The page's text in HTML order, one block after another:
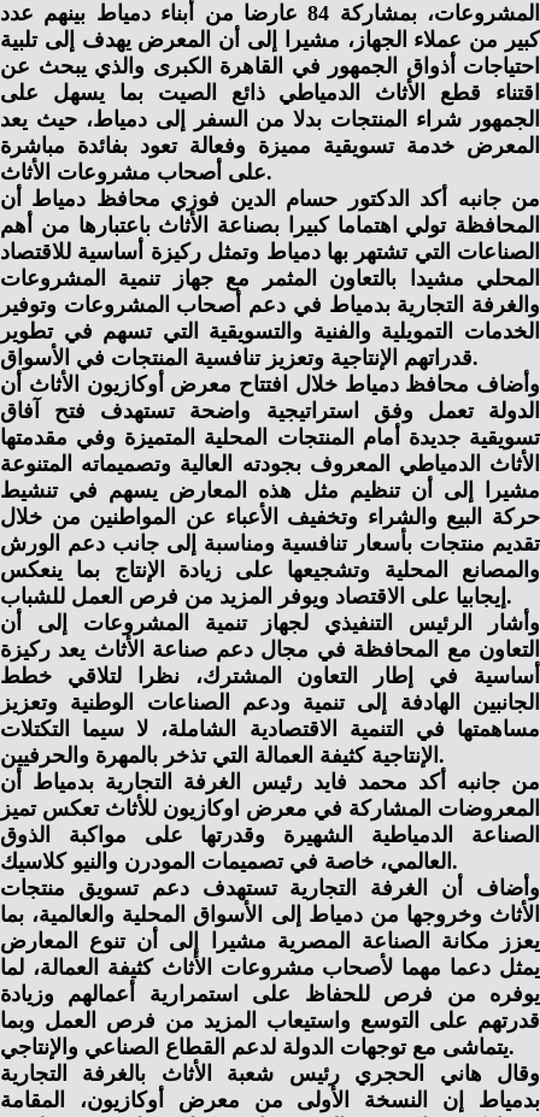
المشروعات، بمشاركة 84 عارضا من أبناء دمياط بينهم عدد
كبير من عملاء الجهاز، مشيرا إلى أن المعرض يهدف إلى تلبية
احتياجات أذواق الجمهور في القاهرة الكبرى والذي يبحث عن
اقتناء قطع الأثاث الدمياطي ذائع الصيت بما يسهل على
الجمهور شراء المنتجات بدلا من السفر إلى دمياط، حيث يعد
المعرض خدمة تسويقية مميزة وفعالة تعود بفائدة مباشرة
على أصحاب مشروعات الأثاث.
من جانبه أكد الدكتور حسام الدين فوزي محافظ دمياط أن
المحافظة تولي اهتماما كبيرا بصناعة الأثاث باعتبارها من أهم
الصناعات التي تشتهر بها دمياط وتمثل ركيزة أساسية للاقتصاد
المحلي مشيدا بالتعاون المثمر مع جهاز تنمية المشروعات
والغرفة التجارية بدمياط في دعم أصحاب المشروعات وتوفير
الخدمات التمويلية والفنية والتسويقية التي تسهم في تطوير
قدراتهم الإنتاجية وتعزيز تنافسية المنتجات في الأسواق.
وأضاف محافظ دمياط خلال افتتاح معرض أوكازيون الأثاث أن
الدولة تعمل وفق استراتيجية واضحة تستهدف فتح آفاق
تسويقية جديدة أمام المنتجات المحلية المتميزة وفي مقدمتها
الأثاث الدمياطي المعروف بجودته العالية وتصميماته المتنوعة
مشيرا إلى أن تنظيم مثل هذه المعارض يسهم في تنشيط
حركة البيع والشراء وتخفيف الأعباء عن المواطنين من خلال
تقديم منتجات بأسعار تنافسية ومناسبة إلى جانب دعم الورش
والمصانع المحلية وتشجيعها على زيادة الإنتاج بما ينعكس
إيجابيا على الاقتصاد ويوفر المزيد من فرص العمل للشباب.
وأشار الرئيس التنفيذي لجهاز تنمية المشروعات إلى أن
التعاون مع المحافظة في مجال دعم صناعة الأثاث يعد ركيزة
أساسية في إطار التعاون المشترك، نظرا لتلاقي خطط
الجانبين الهادفة إلى تنمية ودعم الصناعات الوطنية وتعزيز
مساهمتها في التنمية الاقتصادية الشاملة، لا سيما التكتلات
الإنتاجية كثيفة العمالة التي تذخر بالمهرة والحرفيين.
من جانبه أكد محمد فايد رئيس الغرفة التجارية بدمياط أن
المعروضات المشاركة في معرض اوكازيون للأثاث تعكس تميز
الصناعة الدمياطية الشهيرة وقدرتها على مواكبة الذوق
العالمي، خاصة في تصميمات المودرن والنيو كلاسيك.
وأضاف أن الغرفة التجارية تستهدف دعم تسويق منتجات
الأثاث وخروجها من دمياط إلى الأسواق المحلية والعالمية، بما
يعزز مكانة الصناعة المصرية مشيرا إلى أن تنوع المعارض
يمثل دعما مهما لأصحاب مشروعات الأثاث كثيفة العمالة، لما
يوفره من فرص للحفاظ على استمرارية أعمالهم وزيادة
قدرتهم على التوسع واستيعاب المزيد من فرص العمل وبما
يتماشى مع توجهات الدولة لدعم القطاع الصناعي والإنتاجي.
وقال هاني الحجري رئيس شعبة الأثاث بالغرفة التجارية
بدمياط إن النسخة الأولى من معرض أوكازيون، المقامة